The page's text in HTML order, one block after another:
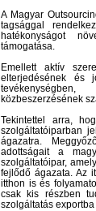
A Magyar
tagsággal
hatékonyságot
támogatása.
Emellett aktív
elterjedésének és
közbeszerzésének
Tekintettel arra,
szolgáltatóiparban
ágazatra.
adottságait a
szolgáltatóipar,
fejlődő ágazata. Az
itthon is és
csak kis részben
szolgáltatás